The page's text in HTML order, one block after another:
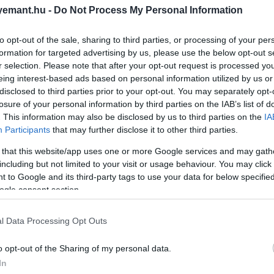
- Do Not Process My Personal Information
opt-out of the sale, sharing to third parties, or processing of your
for targeted advertising by us, please use the below opt-out
selection. Please note that after your opt-out request is processed
interest-based ads based on personal information utilized by us
to third parties prior to your opt-out. You may separately
of your personal information by third parties on the IAB’s list of
This information may also be disclosed by us to third parties on the
Participants that may further disclose it to other third parties.
that this website/app uses one or more Google services and may
but not limited to your visit or usage behaviour. You may
to Google and its third-party tags to use your data for below
consent section.
Data Processing Opt Outs
opt-out of the Sharing of my personal data.
európai húsvéti piacokat, ahová pár
óra alatt is eljuthatunk kocsival, és
remek finomságokat próbálhatunk
ki, de ha te otthon, nagy családi
körben töltöd az ünnepeket és
esetleg egy közös sütés is a
programok között szerepel, nem árt,
ha van egy-két recept a…
Krémes desszert nem csak
húsvétra: így készül a
legjobb…